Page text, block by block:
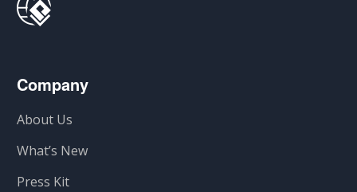
Company
About Us
What’s New
Press Kit